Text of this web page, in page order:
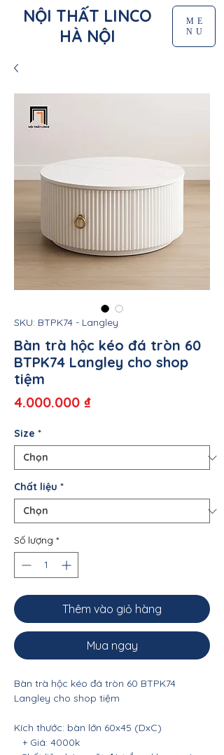
NỘI THẤT LINCO
HÀ NỘI
ME
NU
SKU: BTPK74 - Langley
Bàn trà hộc kéo đá tròn 60
BTPK74 Langley cho shop
tiệm
4.000.000 ₫Giá
Size *
Chất liệu *
Số lượng *
Thêm vào giỏ hàng
Mua ngay
Bàn trà hộc kéo đá tròn 60 BTPK74
Langley cho shop tiệm
Kích thước: bàn lớn 60x45 (DxC)
+ Giá: 4000k